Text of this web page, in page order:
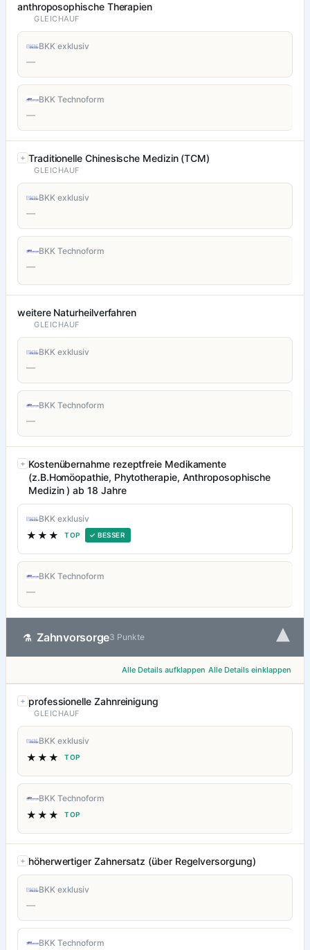
anthroposophische Therapien
GLEICHAUF
BKK exklusiv
—
BKK Technoform
—
Traditionelle Chinesische Medizin (TCM)
GLEICHAUF
BKK exklusiv
—
BKK Technoform
—
weitere Naturheilverfahren
GLEICHAUF
BKK exklusiv
—
BKK Technoform
—
Kostenübernahme rezeptfreie Medikamente
(z.B.Homöopathie, Phytotherapie, Anthroposophische
Medizin ) ab 18 Jahre
BKK exklusiv
★★★ TOP ✓ BESSER
BKK Technoform
—
⚗ Zahnvorsorge3 Punkte ▾
Alle Details aufklappen Alle Details einklappen
professionelle Zahnreinigung
GLEICHAUF
BKK exklusiv
★★★ TOP
BKK Technoform
★★★ TOP
höherwertiger Zahnersatz (über Regelversorgung)
BKK exklusiv
—
BKK Technoform